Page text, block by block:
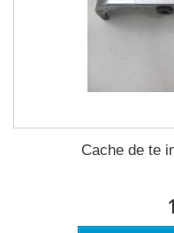
Cache de te